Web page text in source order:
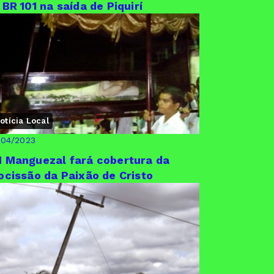
101 na saída de Piquirí
Local
2023
Manguezal fará cobertura da
da Paixão de Cristo